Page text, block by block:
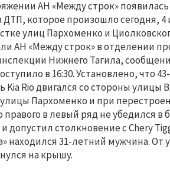
АН «Между строк»
которое произошло сегодня, 4
улиц Пархоменко и
АН «Между строк» в отделении
Нижнего Тагила,
в 16:30. Установлено, что
Kia Rio двигался со стороны улицы
Пархоменко и при
правого в левый ряд не убедился в
допустил столкновение с Chery
находился 31-летний мужчина. От
на крышу.